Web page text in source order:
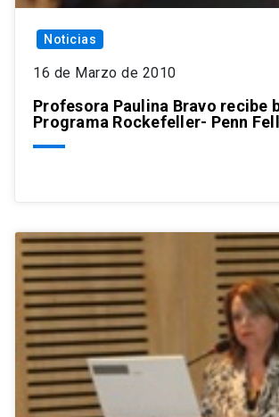
Noticias
16 de Marzo de 2010
Profesora Paulina Bravo recibe
Programa Rockefeller- Penn